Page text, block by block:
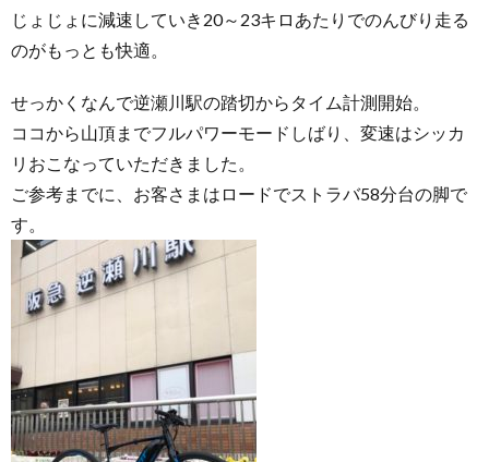
じょじょに減速していき20～23キロあたりでのんびり走る
のがもっとも快適。
せっかくなんで逆瀬川駅の踏切からタイム計測開始。
ココから山頂までフルパワーモードしばり、変速はシッカ
リおこなっていただきました。
ご参考までに、お客さまはロードでストラバ58分台の脚で
す。